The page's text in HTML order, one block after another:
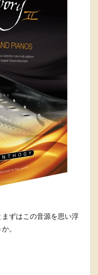
ずはこの音源を思い浮
。